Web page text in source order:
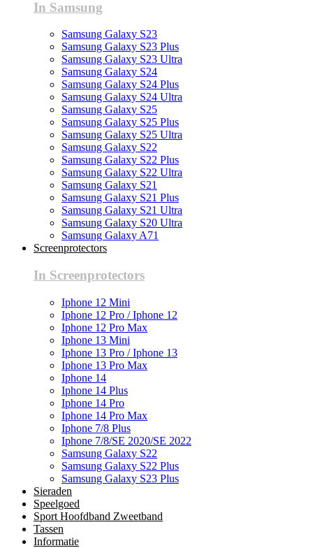
In Samsung
Samsung Galaxy S23
Samsung Galaxy S23 Plus
Samsung Galaxy S23 Ultra
Samsung Galaxy S24
Samsung Galaxy S24 Plus
Samsung Galaxy S24 Ultra
Samsung Galaxy S25
Samsung Galaxy S25 Plus
Samsung Galaxy S25 Ultra
Samsung Galaxy S22
Samsung Galaxy S22 Plus
Samsung Galaxy S22 Ultra
Samsung Galaxy S21
Samsung Galaxy S21 Plus
Samsung Galaxy S21 Ultra
Samsung Galaxy S20 Ultra
Samsung Galaxy A71
Screenprotectors
In Screenprotectors
Iphone 12 Mini
Iphone 12 Pro / Iphone 12
Iphone 12 Pro Max
Iphone 13 Mini
Iphone 13 Pro / Iphone 13
Iphone 13 Pro Max
Iphone 14
Iphone 14 Plus
Iphone 14 Pro
Iphone 14 Pro Max
Iphone 7/8 Plus
Iphone 7/8/SE 2020/SE 2022
Samsung Galaxy S22
Samsung Galaxy S22 Plus
Samsung Galaxy S23 Plus
Sieraden
Speelgoed
Sport Hoofdband Zweetband
Tassen
Informatie